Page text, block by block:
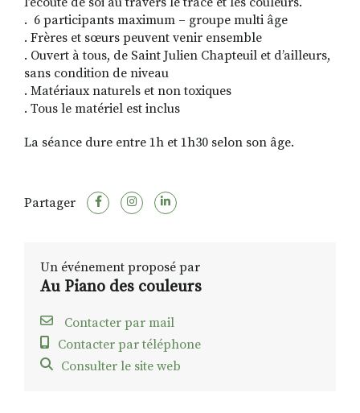
. 6 participants maximum – groupe multi âge
. Frères et sœurs peuvent venir ensemble
. Ouvert à tous, de Saint Julien Chapteuil et d’ailleurs,
sans condition de niveau
. Matériaux naturels et non toxiques
. Tous le matériel est inclus
La séance dure entre 1h et 1h30 selon son âge.
Partager
Un événement proposé par
Au Piano des couleurs
Contacter par mail
Contacter par téléphone
Consulter le site web